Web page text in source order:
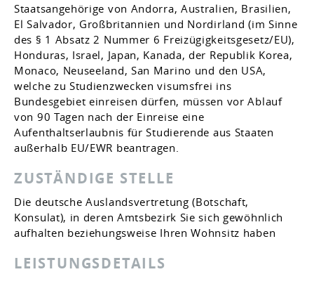
Staatsangehörige von Andorra, Australien, Brasilien,
El Salvador, Großbritannien und Nordirland (im Sinne
des § 1 Absatz 2 Nummer 6 Freizügigkeitsgesetz/EU),
Honduras, Israel, Japan, Kanada, der Republik Korea,
Monaco, Neuseeland, San Marino und den USA,
welche zu Studienzwecken visumsfrei ins
Bundesgebiet einreisen dürfen, müssen vor Ablauf
von 90 Tagen nach der Einreise eine
Aufenthaltserlaubnis für Studierende aus Staaten
außerhalb EU/EWR beantragen.
ZUSTÄNDIGE STELLE
Die deutsche Auslandsvertretung (Botschaft,
Konsulat), in deren Amtsbezirk Sie sich gewöhnlich
aufhalten beziehungsweise Ihren Wohnsitz haben
LEISTUNGSDETAILS